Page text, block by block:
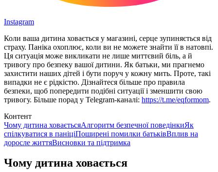
Instagram
Коли ваша дитина ховається у магазині, серце зупиняється від
страху. Паніка охоплює, коли ви не можете знайти її в натовпі.
Ця ситуація може викликати не лише миттєвий біль, а й
тривогу про безпеку вашої дитини. Як батьки, ми прагнемо
захистити наших дітей і бути поруч у кожну мить. Проте, такі
випадки не є рідкістю. Дізнайтеся більше про правила
безпеки, щоб попередити подібні ситуації і зменшити свою
тривогу. Більше порад у Telegram-каналі: https://t.me/eqformom.
Контент
Чому дитина ховаєтьсяАлгоритм безпечної поведінкиЯк
спілкуватися в паніціПоширені помилки батьківВплив на
доросле життяВисновки та підтримка
Чому дитина ховається